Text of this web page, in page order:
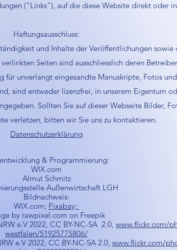
("Links"), auf die diese Website direkt oder
Haftungsausschluss:
und Inhalte der Veröffentlichungen sowie
Seiten sind ausschliesslich deren
für unverlangt eingesandte Manuskripte, Fotos
sind entweder lizenzfrei, in unserem Eigentum
Sollten Sie auf dieser Webseite Bilder,
verletzen, bitten wir Sie uns zu kontaktieren.
Datenschutzerklärung
& Programmierung:
WIX.com
Almut Schmitz
Außenwirtschaft LGH
Bildnachweis:
WIX.com; Pixabay;
by rawpixel.com on Freepik
e.V 2022, CC BY-NC-SA 2.0, www.flickr.com/
westfalen/51925775806/
e.V 2022, CC BY-NC-SA 2.0, www.flickr.com/